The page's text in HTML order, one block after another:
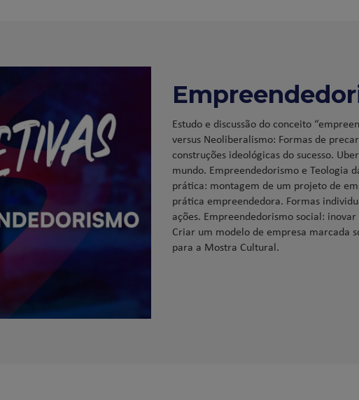
Estudo e discussão do conceito
versus Neoliberalismo: Formas de
construções ideológicas do sucesso.
mundo. Empreendedorismo e Teologia
prática: montagem de um projeto de
prática empreendedora. Formas
ações. Empreendedorismo social:
Criar um modelo de empresa marcada
para a Mostra Cultural.